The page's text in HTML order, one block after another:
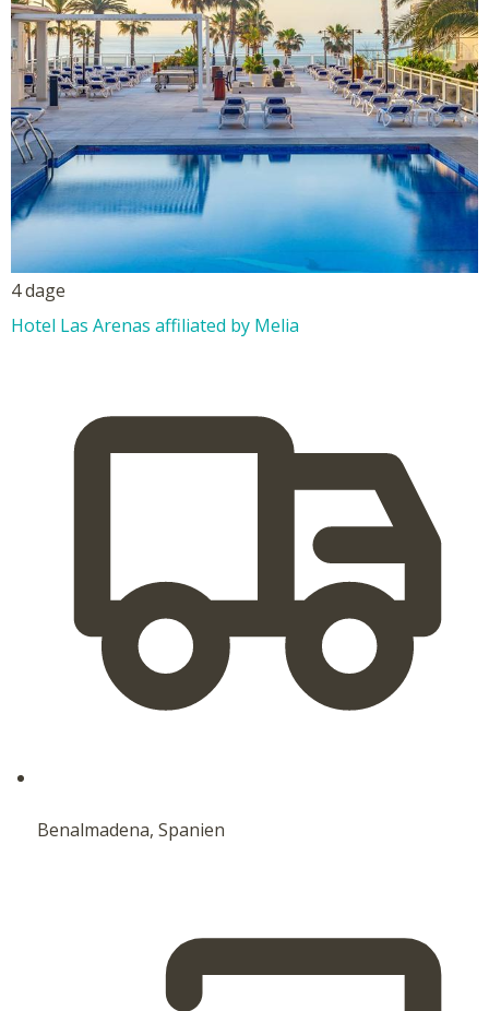
4 dage
Hotel Las Arenas affiliated by Melia
Benalmadena, Spanien